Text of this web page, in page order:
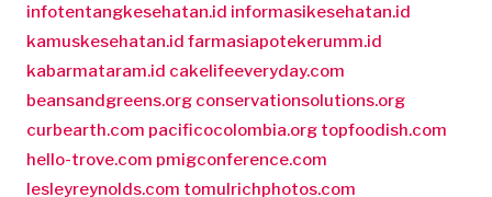
infotentangkesehatan.id informasikesehatan.id
kamuskesehatan.id farmasiapotekerumm.id
kabarmataram.id cakelifeeveryday.com
beansandgreens.org conservationsolutions.org
curbearth.com pacificocolombia.org topfoodish.com
hello-trove.com pmigconference.com
lesleyreynolds.com tomulrichphotos.com